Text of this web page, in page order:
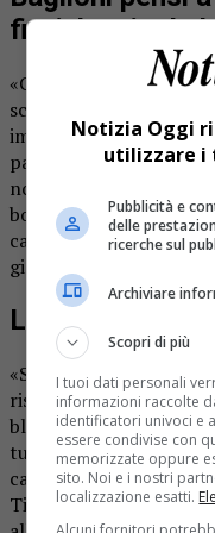
fiori: lasci ad
«Claudio Baglioni deve
scegliere i fiori per
improvvisi ministro. Il
pagato, per giunta
non certo di politica».
borgosesiano Paolo
capogruppo nella
giorni fa
L’accusa di
«Siamo un po’ alla
risolvere il problema di
bloccando lo sbarco di
tu e cinque io… Credo
campo dal governo non
Tiramani non è
Notizia Oggi
utilizzare i
Pubblicità e
delle
ricerche sul
Archiviare
Scopri di più
I tuoi dati personali
informazioni raccolte
identificatori univoci e
essere condivise con
memorizzate oppure
sito. Noi e i nostri
localizzazione esatti.